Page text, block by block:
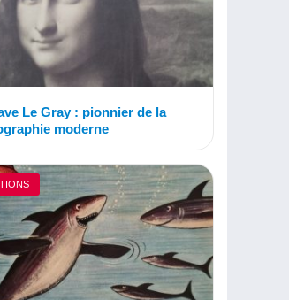
Le Gray : pionnier de la
moderne